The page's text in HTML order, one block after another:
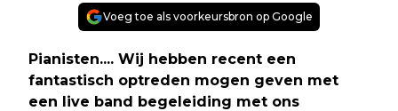
Voeg toe als voorkeursbron op Google
Pianisten.... Wij hebben recent een
fantastisch optreden mogen geven met
een live band begeleiding met ons